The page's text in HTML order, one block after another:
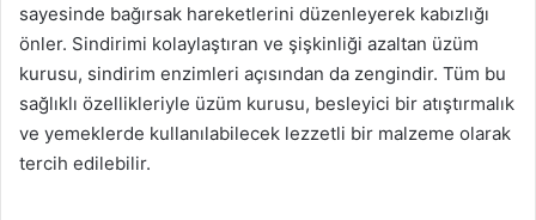
sayesinde bağırsak hareketlerini düzenleyerek kabızlığı
önler. Sindirimi kolaylaştıran ve şişkinliği azaltan üzüm
kurusu, sindirim enzimleri açısından da zengindir. Tüm bu
sağlıklı özellikleriyle üzüm kurusu, besleyici bir atıştırmalık
ve yemeklerde kullanılabilecek lezzetli bir malzeme olarak
tercih edilebilir.